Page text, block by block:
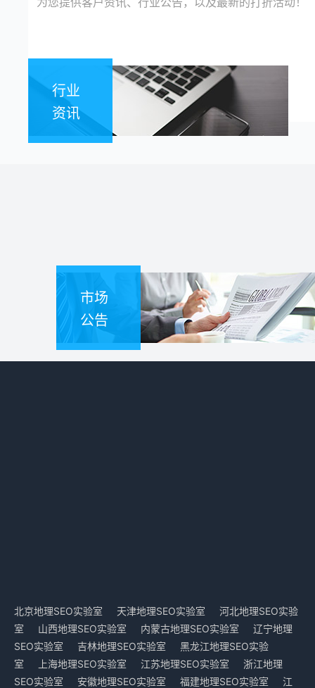
行业
资讯
市场
公告
北京地理SEO实验室 天津地理SEO实验室
河北地理SEO实验
室
山西地理SEO实验室 内蒙古地理SEO实验室
辽宁地理
SEO实验室
吉林地理SEO实验室
黑龙江地理SEO实验
室
上海地理SEO实验室 江苏地理SEO实验室
浙江地理
SEO实验室
安徽地理SEO实验室 福建地理SEO实验室
江